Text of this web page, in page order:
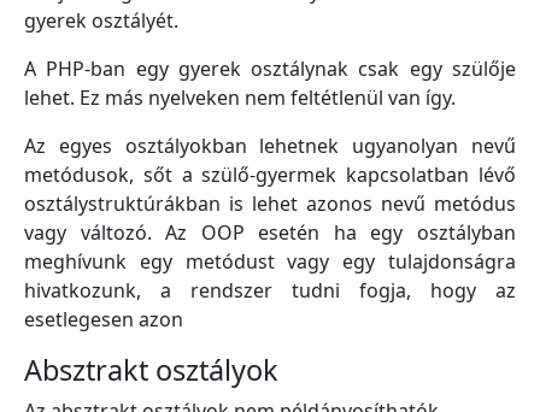
gyerek osztályét.
A PHP-ban egy gyerek osztálynak csak egy szülője
lehet. Ez más nyelveken nem feltétlenül van így.
Az egyes osztályokban lehetnek ugyanolyan nevű
metódusok, sőt a szülő-gyermek kapcsolatban lévő
osztálystruktúrákban is lehet azonos nevű metódus
vagy változó. Az OOP esetén ha egy osztályban
meghívunk egy metódust vagy egy tulajdonságra
hivatkozunk, a rendszer tudni fogja, hogy az
esetlegesen azon
Absztrakt osztályok